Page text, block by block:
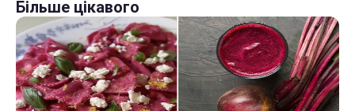
Більше цікавого